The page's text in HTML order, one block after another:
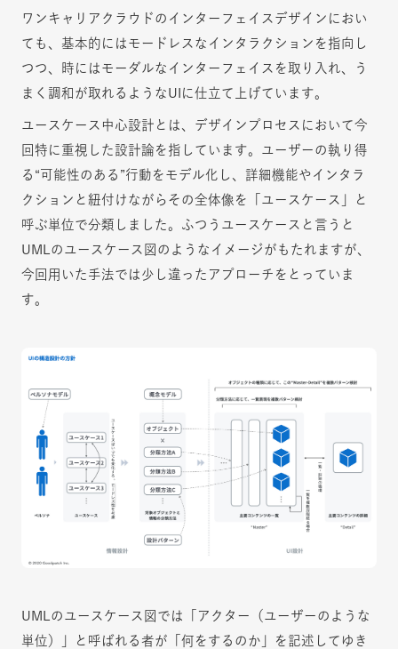
ワンキャリアクラウドのインターフェイスデザインにおい
ても、基本的にはモードレスなインタラクションを指向し
つつ、時にはモーダルなインターフェイスを取り入れ、う
まく調和が取れるようなUIに仕立て上げています。
ユースケース中心設計とは、デザインプロセスにおいて今
回特に重視した設計論を指しています。ユーザーの執り得
る“可能性のある”行動をモデル化し、詳細機能やインタラ
クションと紐付けながらその全体像を「ユースケース」と
呼ぶ単位で分類しました。ふつうユースケースと言うと
UMLのユースケース図のようなイメージがもたれますが、
今回用いた手法では少し違ったアプローチをとっていま
す。
UMLのユースケース図では「アクター（ユーザーのような
単位）」と呼ばれる者が「何をするのか」を記述してゆき